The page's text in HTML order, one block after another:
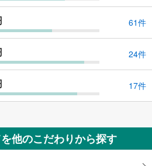
61件
24件
17件
他のこだわりから探す